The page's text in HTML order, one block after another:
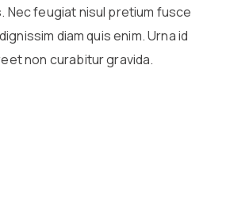
feugiat nisul pretium fusce
diam quis enim. Urna id
non curabitur gravida.